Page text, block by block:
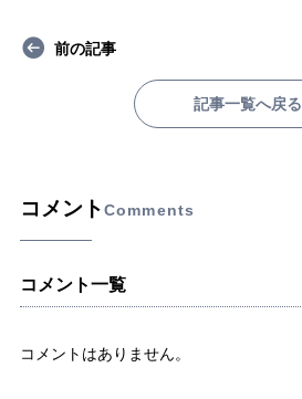
前の記事
記事一覧へ戻る
コメントComments
コメント一覧
コメントはありません。